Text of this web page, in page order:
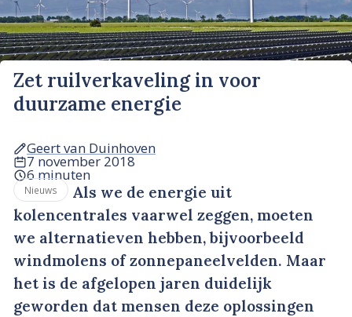
Zet ruilverkaveling in voor
duurzame energie
Geert van Duinhoven
7 november 2018
6 minuten
Nieuws
Als we de energie uit
kolencentrales vaarwel zeggen, moeten
we alternatieven hebben, bijvoorbeeld
windmolens of zonnepaneelvelden. Maar
het is de afgelopen jaren duidelijk
geworden dat mensen deze oplossingen